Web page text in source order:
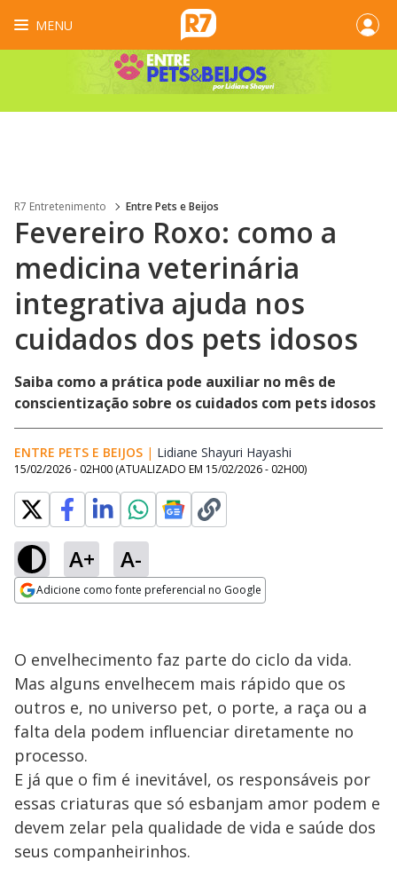
MENU
R7 Entretenimento Entre Pets e Beijos
Fevereiro Roxo: como a
medicina veterinária
integrativa ajuda nos
cuidados dos pets idosos
Saiba como a prática pode auxiliar no mês de
conscientização sobre os cuidados com pets idosos
ENTRE PETS E BEIJOS | Lidiane Shayuri Hayashi
15/02/2026 - 02H00 (ATUALIZADO EM 15/02/2026 - 02H00)
A+ A-
Adicione como fonte preferencial no Google
O envelhecimento faz parte do ciclo da vida.
Mas alguns envelhecem mais rápido que os
outros e, no universo pet, o porte, a raça ou a
falta dela podem influenciar diretamente no
processo.
E já que o fim é inevitável, os responsáveis por
essas criaturas que só esbanjam amor podem e
devem zelar pela qualidade de vida e saúde dos
seus companheirinhos.